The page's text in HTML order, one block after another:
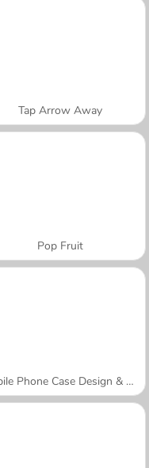
Tap Arrow Away
Pop Fruit
Mobile Phone Case Design & DIY